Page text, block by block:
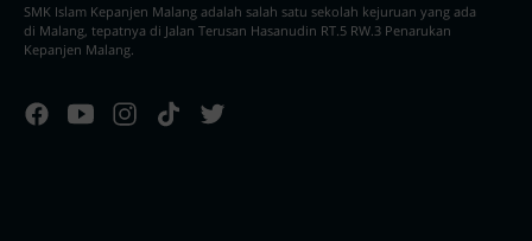
SMK Islam Kepanjen Malang adalah salah satu sekolah kejuruan yang ada
di Malang, tepatnya di Jalan Terusan Hasanudin RT.5 RW.3 Penarukan
Kepanjen Malang.